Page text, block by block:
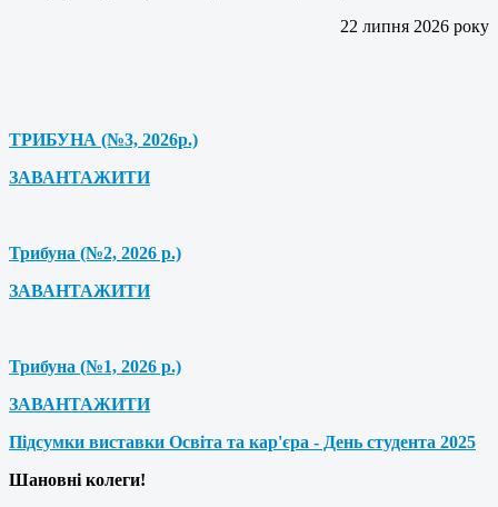
22 липня 2026 року
ТРИБУНА (№3, 2026р.)
ЗАВАНТАЖИТИ
Трибуна (№2, 2026 р.)
ЗАВАНТАЖИТИ
Трибуна (№1, 2026 р.)
ЗАВАНТАЖИТИ
Підсумки виставки Освіта та кар'єра - День студента 2025
Шановні колеги!